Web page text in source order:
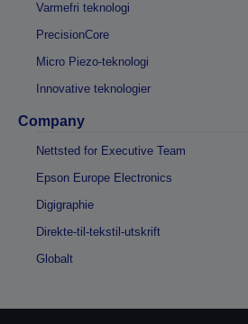
Varmefri teknologi
PrecisionCore
Micro Piezo-teknologi
Innovative teknologier
Company
Nettsted for Executive Team
Epson Europe Electronics
Digigraphie
Direkte-til-tekstil-utskrift
Globalt